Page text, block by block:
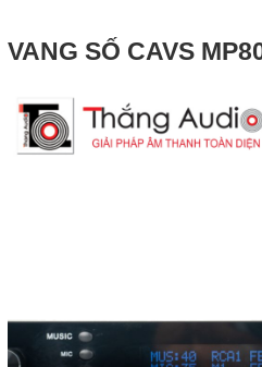
VANG SỐ CAVS